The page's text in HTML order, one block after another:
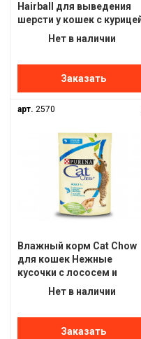
Hairball для выведения
шерсти у кошек с
и зеленой фасолью в
Нет в наличии
Заказать
арт. 2570
Влажный корм Cat Chow
для кошек Нежные
кусочки с лососем и
зеленым горошком в
Нет в наличии
Заказать